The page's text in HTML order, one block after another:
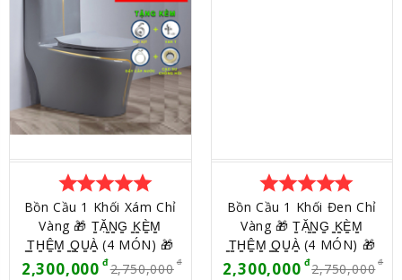
starstarstarstarstar
Bồn Cầu 1 Khối Xám Chỉ
Vàng 🎁 T̳Ặ̳N̳G̳ ̳K̳È̳M̳
̳T̳H̳Ê̳M̳ ̳Q̳U̳À̳ (4 MÓN) 🎁
2,300,000 2,750,000
starstarstarstarstar
Bồn Cầu 1 Khối Đen Chỉ
Vàng 🎁 T̳Ặ̳N̳G̳ ̳K̳È̳M̳
̳T̳H̳Ê̳M̳ ̳Q̳U̳À̳ (4 MÓN) 🎁
2,300,000 2,750,000